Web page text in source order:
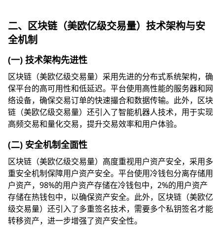
二、区块链（美欧亿级交易量）技术架构与安
全机制
(一) 技术架构先进性
区块链（美欧亿级交易量）采用先进的分布式系统架构，确
保平台的高可用性和低延迟。平台使用高性能的服务器和网
络设备，确保交易订单的快速撮合和数据传输。此外，区块
链（美欧亿级交易量）还引入了智能机器人技术，用于实现
高频交易和量化交易，提升交易效率和用户体验。
(二) 安全机制全面性
区块链（美欧亿级交易量）高度重视用户资产安全，采用多
重安全机制保障用户资产安全。平台使用冷钱包分离存储用
户资产，98%的用户资产存储在冷钱包中，2%的用户资产
存储在热钱包中，以确保资产安全。此外，区块链（美欧亿
级交易量）还引入了多重签名技术，需要多个私钥签名才能
转移资产，进一步增强了资产安全性。